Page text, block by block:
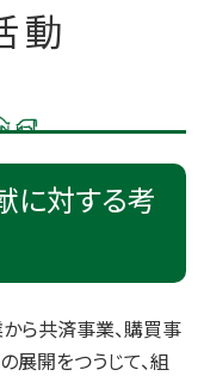
動
に対する考
ら共済事業、購買事
展開をつうじて、組